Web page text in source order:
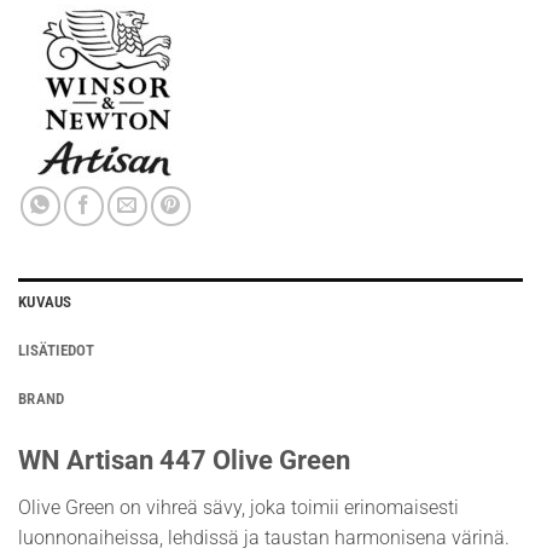
KUVAUS
LISÄTIEDOT
BRAND
WN Artisan 447 Olive Green
Olive Green on vihreä sävy, joka toimii erinomaisesti
luonnonaiheissa, lehdissä ja taustan harmonisena värinä.